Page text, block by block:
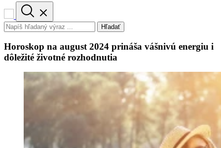
Hľadať
Horoskop na august 2024 prináša vášnivú energiu i
dôležité životné rozhodnutia